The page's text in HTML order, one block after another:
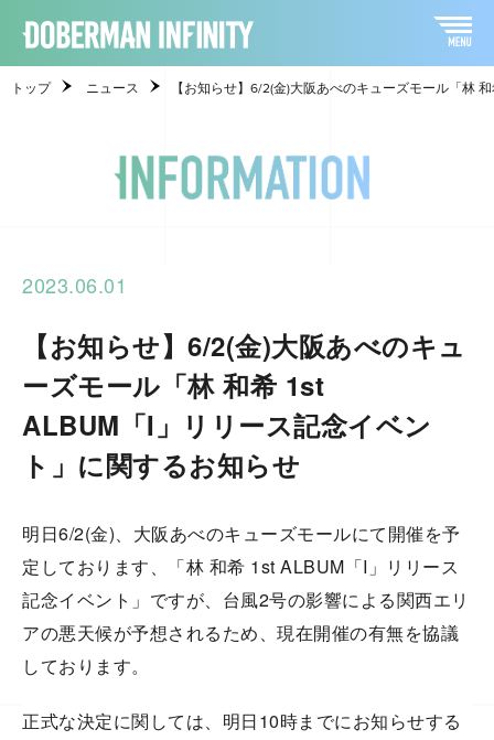
トップ ニュース 【お知らせ】6/2(金)大阪あべのキューズモール「林
2023.06.01
【お知らせ】6/2(金)大阪あべのキュ
ーズモール「林 和希 1st
ALBUM「I」リリース記念イベン
ト」に関するお知らせ
明日6/2(金)、大阪あべのキューズモールにて開催を予
定しております、「林 和希 1st ALBUM「I」リリース
記念イベント」ですが、台風2号の影響による関西エリ
アの悪天候が予想されるため、現在開催の有無を協議
しております。
正式な決定に関しては、明日10時までにお知らせする